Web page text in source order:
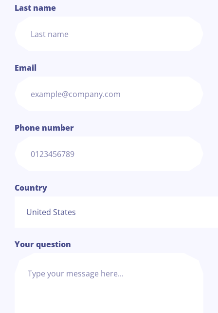
Last name
Email
Phone number
Country
Your question